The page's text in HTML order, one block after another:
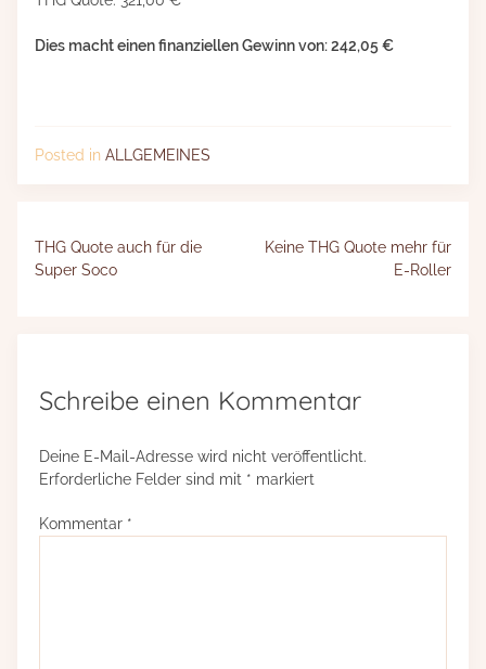
Dies macht einen finanziellen Gewinn von: 242,05 €
Posted in ALLGEMEINES
Beitragsnavigation
THG Quote auch für die
Super Soco
Keine THG Quote mehr für
E-Roller
Schreibe einen Kommentar
Deine E-Mail-Adresse wird nicht veröffentlicht.
Erforderliche Felder sind mit * markiert
Kommentar *